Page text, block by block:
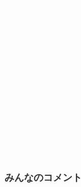
みんなのコメント